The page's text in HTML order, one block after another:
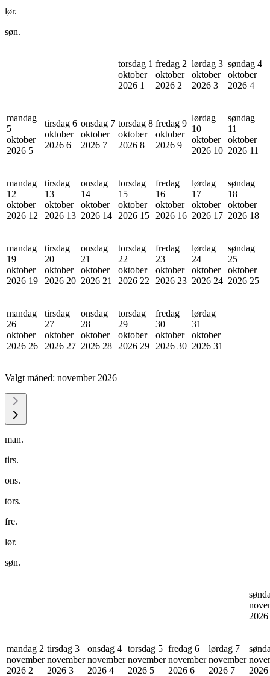
lør.
søn.
torsdag 1
oktober
2026 1
fredag 2
oktober
2026 2
lørdag 3
oktober
2026 3
søndag 4
oktober
2026 4
mandag
5
oktober
2026 5
tirsdag 6
oktober
2026 6
onsdag 7
oktober
2026 7
torsdag 8
oktober
2026 8
fredag 9
oktober
2026 9
lørdag
10
oktober
2026 10
søndag
11
oktober
2026 11
mandag
12
oktober
2026 12
tirsdag
13
oktober
2026 13
onsdag
14
oktober
2026 14
torsdag
15
oktober
2026 15
fredag
16
oktober
2026 16
lørdag
17
oktober
2026 17
søndag
18
oktober
2026 18
mandag
19
oktober
2026 19
tirsdag
20
oktober
2026 20
onsdag
21
oktober
2026 21
torsdag
22
oktober
2026 22
fredag
23
oktober
2026 23
lørdag
24
oktober
2026 24
søndag
25
oktober
2026 25
mandag
26
oktober
2026 26
tirsdag
27
oktober
2026 27
onsdag
28
oktober
2026 28
torsdag
29
oktober
2026 29
fredag
30
oktober
2026 30
lørdag
31
oktober
2026 31
Valgt måned: november 2026
man.
tirs.
ons.
tors.
fre.
lør.
søn.
2026
mandag 2
november
2026 2
tirsdag 3
november
2026 3
onsdag 4
november
2026 4
torsdag 5
november
2026 5
fredag 6
november
2026 6
lørdag 7
november
2026 7
2026